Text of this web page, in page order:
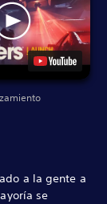
a la gente a
se